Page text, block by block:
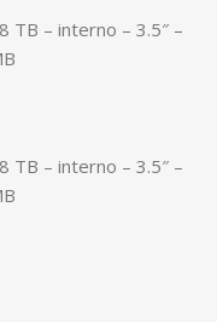
TB – interno – 3.5″ –
TB – interno – 3.5″ –